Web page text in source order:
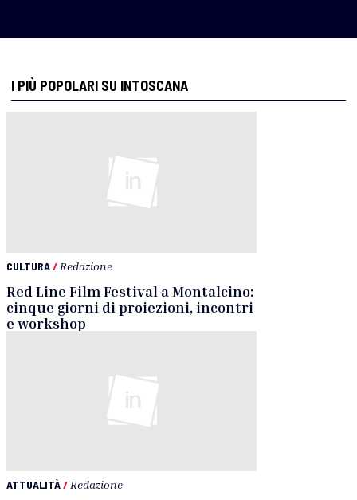
I PIÙ POPOLARI SU INTOSCANA
CULTURA/ Redazione
Red Line Film Festival a Montalcino:
cinque giorni di proiezioni, incontri
e workshop
ATTUALITÀ/ Redazione